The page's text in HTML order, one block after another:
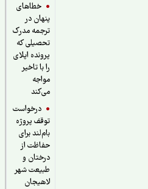
خطاهای
پنهان در
ترجمه مدرک
تحصیلی که
پرونده اپلای
را با تاخیر
درخواست
توقف پروژه
بام‌لند برای
حفاظت از
درختان و
طبیعت شهر
لاهیجان